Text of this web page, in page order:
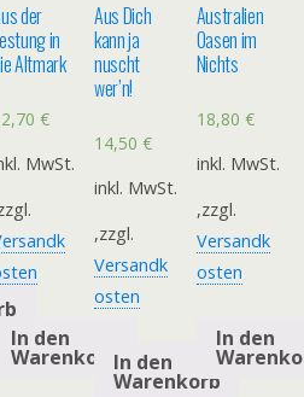
der
in
Altmark
€
MwSt.
In den
Warenkorb
Aus Dich
kann ja
nuscht
wer’n!
14,50 €
inkl. MwSt.
,zzgl.
Versandk
osten
In den
Warenkorb
Australien
Oasen im
Nichts
18,80 €
inkl. MwSt.
,zzgl.
Versandk
osten
In den